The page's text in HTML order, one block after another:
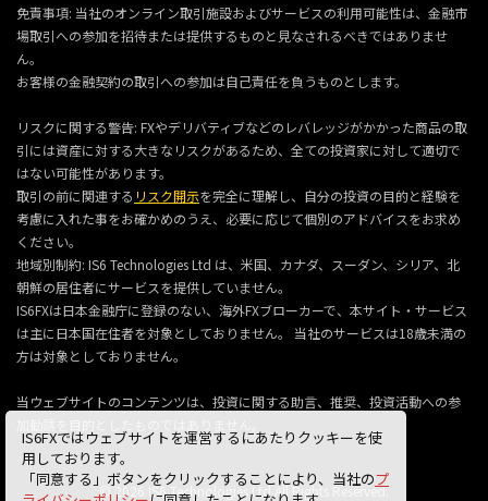
IS6FXではウェブサイトを運営するにあたりクッキーを使
用しております。
「同意する」ボタンをクリックすることにより、当社のプ
免責事項: 当社のオンライン取引施設およびサービスの利用可能性は、金融市
場取引への参加を招待または提供するものと見なされるべきではありませ
ん。
お客様の金融契約の取引への参加は自己責任を負うものとします。
リスクに関する警告: FXやデリバティブなどのレバレッジがかかった商品の取
引には資産に対する大きなリスクがあるため、全ての投資家に対して適切で
はない可能性があります。
取引の前に関連する リスク開示を完全に理解し、自分の投資の目的と経験を
考慮に入れた事をお確かめのうえ、必要に応じて個別のアドバイスをお求め
ください。
地域別制約: IS6 Technologies Ltd は、米国、カナダ、スーダン、シリア、北
朝鮮の居住者にサービスを提供していません。
IS6FXは日本金融庁に登録のない、海外FXブローカーで、本サイト・サービス
は主に日本国在住者を対象としておりません。 当社のサービスは18歳未満の
方は対象としておりません。
当ウェブサイトのコンテンツは、投資に関する助言、推奨、投資活動への参
© 2026 IS6 Technologies Ltd All Rights Reserved.